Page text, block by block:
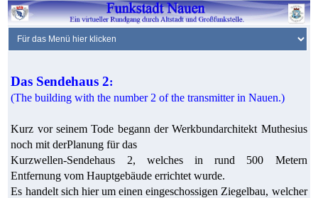
Das Sendehaus 2:
(The building with the number 2 of the transmitter in Nauen.)
Kurz vor seinem Tode begann der Werkbundarchitekt Muthesius
noch mit derPlanung für das
Kurzwellen-Sendehaus 2, welches in rund 500 Metern
Entfernung vom Hauptgebäude errichtet wurde.
Es handelt sich hier um einen eingeschossigen Ziegelbau, welcher